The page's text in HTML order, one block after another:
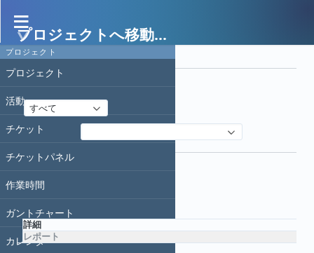
プロジェクト
プロジェクト
活動
チケット
チケットパネル
作業時間
ガントチャート
カレンダー
プロジェクトへ移動...
作業時間
フィルタ
すべて
フィルタ追加
オプション
適用
詳細
レポート